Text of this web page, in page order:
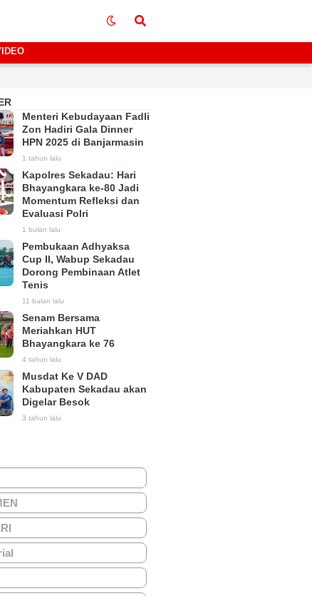
Menteri Kebudayaan Fadli
Zon Hadiri Gala Dinner
HPN 2025 di Banjarmasin
1 tahun lalu
Kapolres Sekadau: Hari
Bhayangkara ke-80 Jadi
Momentum Refleksi dan
Evaluasi Polri
1 bulan lalu
Pembukaan Adhyaksa
Cup II, Wabup Sekadau
Dorong Pembinaan Atlet
Tenis
11 bulan lalu
Senam Bersama
Meriahkan HUT
Bhayangkara ke 76
4 tahun lalu
Musdat Ke V DAD
Kabupaten Sekadau akan
Digelar Besok
3 tahun lalu